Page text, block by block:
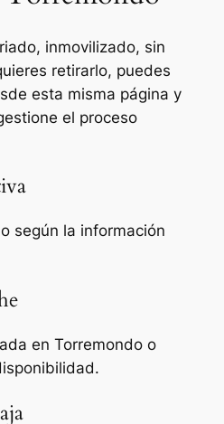
inmovilizado, sin
retirarlo, puedes
esta misma página y
el proceso
según la información
en Torremondo o